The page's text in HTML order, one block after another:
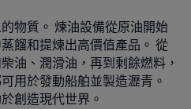
物質。 煉油設備從原油開始
餾和提煉出高價值產品。 從
油、潤滑油，再到剩餘燃料，
用於發動船舶並製造瀝青。
創造現代世界。